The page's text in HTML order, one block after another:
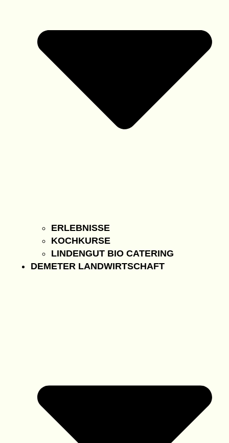
ERLEBNISSE
KOCHKURSE
LINDENGUT BIO CATERING
DEMETER LANDWIRTSCHAFT